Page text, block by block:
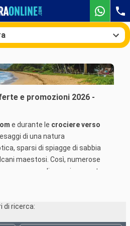
Compagnie
Ricerca
e promozioni 2026 -
e durante le crociere verso
di una natura
sparsi di spiagge di sabbia
maestosi. Così, numerose
propongono di scoprire questa
porti di Vancouver
.di ricerca: